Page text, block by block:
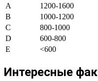
A
1200-1600
B
1000-1200
C
800-1000
D
600-800
E
<600
Интересные